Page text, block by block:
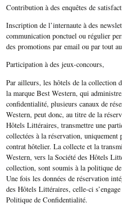
Contribution à des enquêtes de
Inscription de l’internaute à des
communication ponctuel ou régulier
des promotions par email ou par tout
Participation à des jeux-concours,
Par ailleurs, les hôtels de la collection
la marque Best Western, qui
confidentialité, plusieurs canaux de
Western, peut donc, au titre de la
Hôtels Littéraires, transmettre une
collectées à la réservation, uniquement
contrat hôtelier. La collecte et la
Western, vers la Société des Hôtels
collection, sont soumis à la politique
Une fois les données de réservation
des Hôtels Littéraires, celle-ci
Politique de Confidentialité.